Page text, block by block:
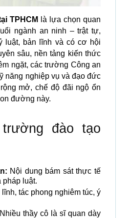
TPHCM
là lựa chọn quan
ngành an ninh – trật tự,
luật, bản lĩnh và có cơ hội
sâu, nền tảng kiến thức
ngặt, các trường Công an
năng nghiệp vụ và đạo đức
mở, chế độ đãi ngộ ổn
đường này.
đào tạo
Nội dung bám sát thực tế
pháp luật.
tác phong nghiêm túc, ý
Nhiều thầy cô là sĩ quan dày